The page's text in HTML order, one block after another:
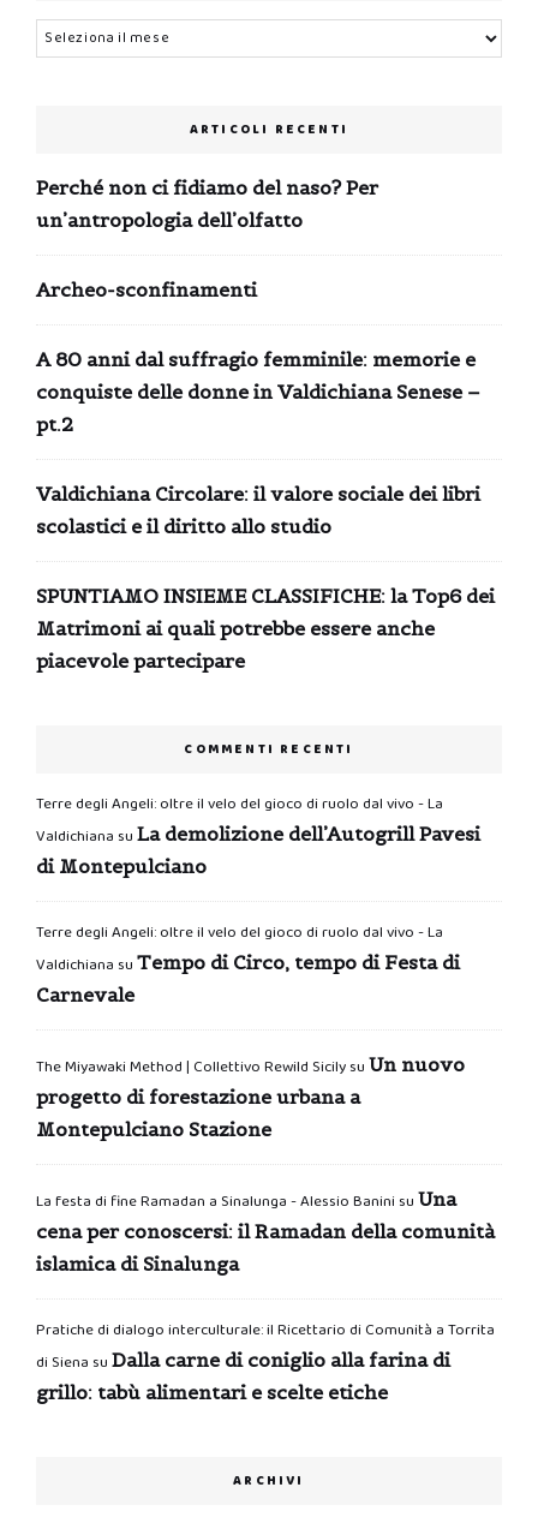
Archivi
ARTICOLI RECENTI
Perché non ci fidiamo del naso? Per
un’antropologia dell’olfatto
Archeo-sconfinamenti
A 80 anni dal suffragio femminile: memorie e
conquiste delle donne in Valdichiana Senese –
pt.2
Valdichiana Circolare: il valore sociale dei libri
scolastici e il diritto allo studio
SPUNTIAMO INSIEME CLASSIFICHE: la Top6 dei
Matrimoni ai quali potrebbe essere anche
piacevole partecipare
COMMENTI RECENTI
Terre degli Angeli: oltre il velo del gioco di ruolo dal vivo - La
Valdichiana su La demolizione dell’Autogrill Pavesi
di Montepulciano
Terre degli Angeli: oltre il velo del gioco di ruolo dal vivo - La
Valdichiana su Tempo di Circo, tempo di Festa di
Carnevale
The Miyawaki Method | Collettivo Rewild Sicilysu Un nuovo
progetto di forestazione urbana a
Montepulciano Stazione
La festa di fine Ramadan a Sinalunga - Alessio Banini su Una
cena per conoscersi: il Ramadan della comunità
islamica di Sinalunga
Pratiche di dialogo interculturale: il Ricettario di Comunità a Torrita
di Siena su Dalla carne di coniglio alla farina di
grillo: tabù alimentari e scelte etiche
ARCHIVI